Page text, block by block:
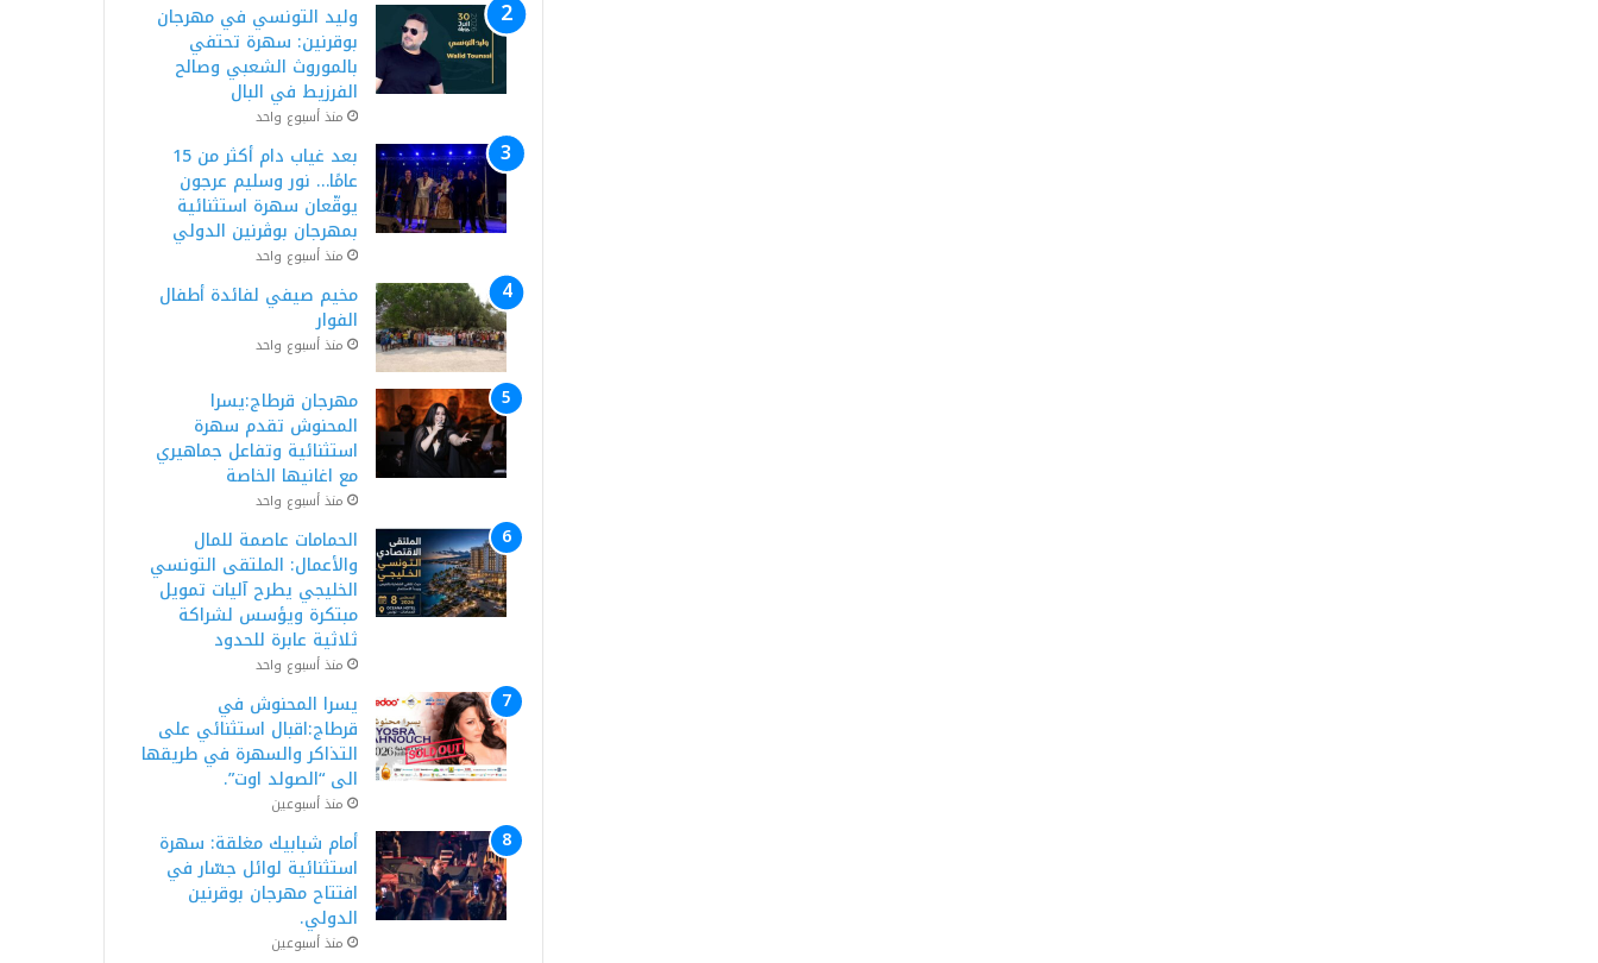
وليد التونسي في مهرجان
بوقرنين: سهرة تحتفي
بالموروث الشعبي وصالح
الفرزيط في البال
منذ أسبوع واحد
بعد غياب دام أكثر من 15
عامًا… نور وسليم عرجون
يوقّعان سهرة استثنائية
بمهرجان بوڨرنين الدولي
منذ أسبوع واحد
مخيم صيفي لفائدة أطفال
الفوار
منذ أسبوع واحد
مهرجان قرطاج:يسرا
المحنوش تقدم سهرة
استثنائية وتفاعل جماهيري
مع اغانيها الخاصة
منذ أسبوع واحد
الحمامات عاصمة للمال
والأعمال: الملتقى التونسي
الخليجي يطرح آليات تمويل
مبتكرة ويؤسس لشراكة
ثلاثية عابرة للحدود
منذ أسبوع واحد
يسرا المحنوش في
قرطاج:اقبال استثنائي على
التذاكر والسهرة في طريقها
الى “الصولد اوت”.
منذ أسبوعين
أمام شبابيك مغلقة: سهرة
استثنائية لوائل جسّار في
افتتاح مهرجان بوقرنين
الدولي.
منذ أسبوعين